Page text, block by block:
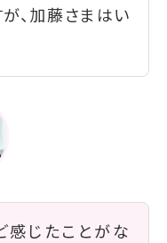
、加藤さまはい
感じたことがな